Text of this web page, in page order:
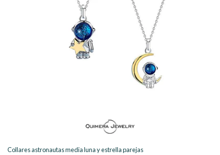
Collares astronautas media luna y estrella parejas